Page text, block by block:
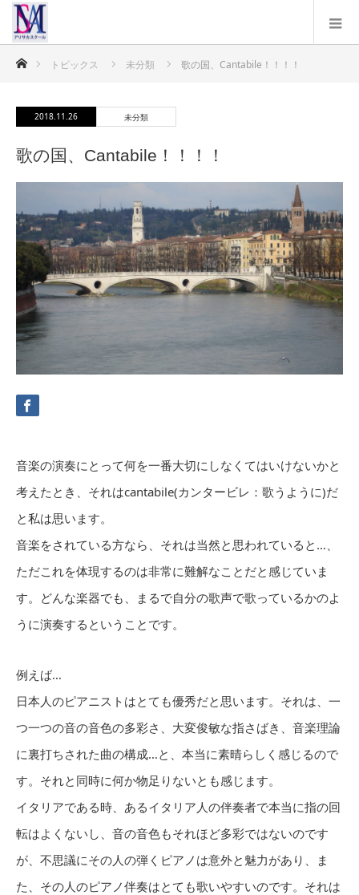
ホームトピックス 未分類 歌の国、Cantabile！！！！
2018.11.26 未分類
歌の国、Cantabile！！！！
音楽の演奏にとって何を一番大切にしなくてはいけないかと
考えたとき、それはcantabile(カンタービレ：歌うように)だ
と私は思います。
音楽をされている方なら、それは当然と思われていると…、
ただこれを体現するのは非常に難解なことだと感じていま
す。どんな楽器でも、まるで自分の歌声で歌っているかのよ
うに演奏するということです。
例えば…
日本人のピアニストはとても優秀だと思います。それは、一
つ一つの音の音色の多彩さ、大変俊敏な指さばき、音楽理論
に裏打ちされた曲の構成…と、本当に素晴らしく感じるので
す。それと同時に何か物足りないとも感じます。
イタリアである時、あるイタリア人の伴奏者で本当に指の回
転はよくないし、音の音色もそれほど多彩ではないのです
が、不思議にその人の弾くピアノは意外と魅力があり、ま
た、その人のピアノ伴奏はとても歌いやすいのです。それは